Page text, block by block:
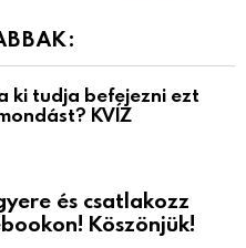
ki tudja befejezni ezt
KVÍZ
és csatlakozz
Köszönjük!